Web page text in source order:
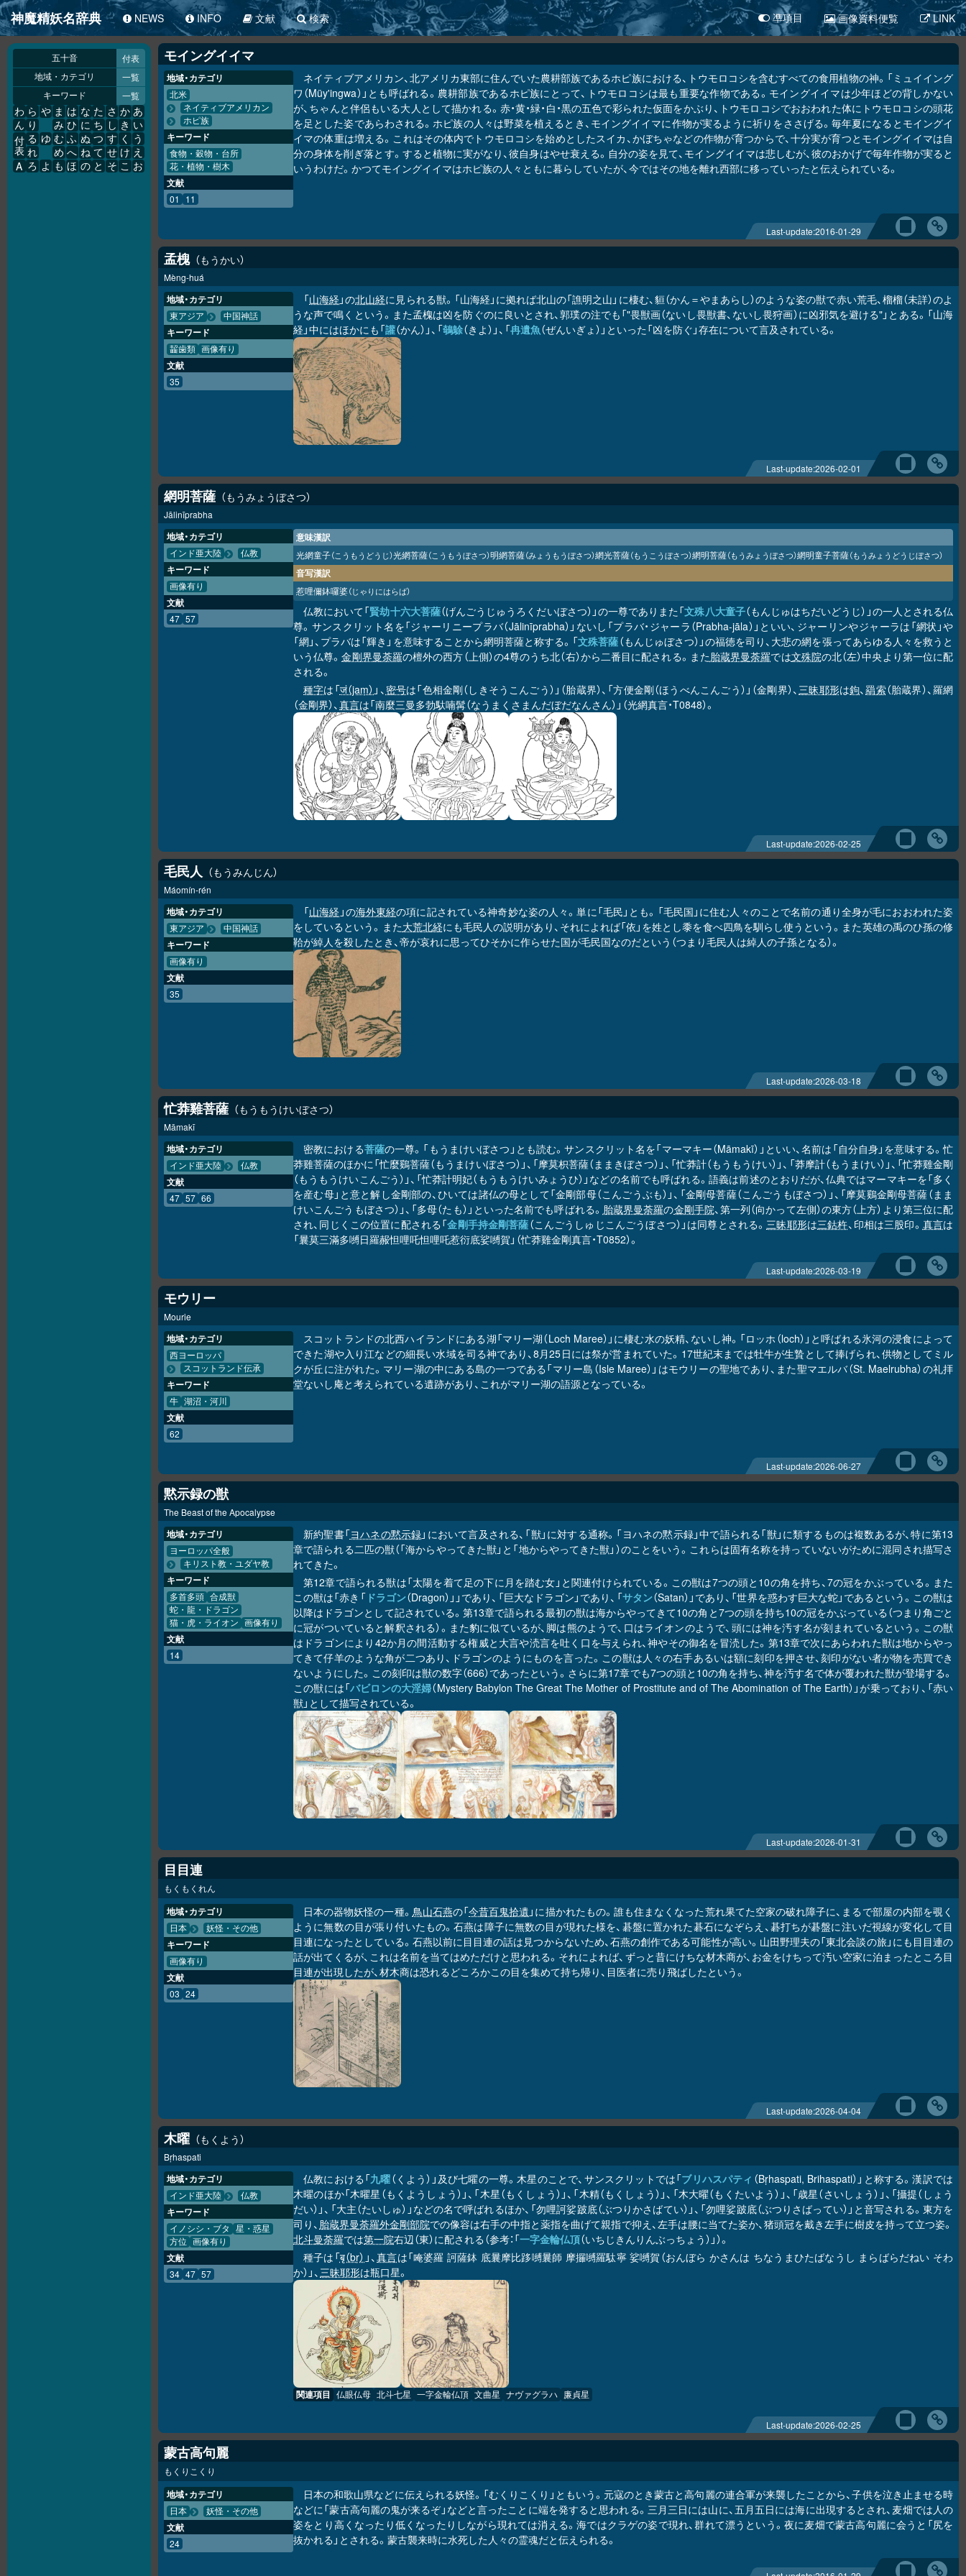
神魔精妖名辞典 NEWS INFO 文献 検索 凖項目 画像資料便覧 LINK
五十音 付表
地域・カテゴリ 一覧
キーワード 一覧
あ
い
う
え
お
か
き
く
け
こ
さ
し
す
せ
そ
た
ち
つ
て
と
な
に
ぬ
ね
の
は
ひ
ふ
へ
ほ
ま
み
む
め
も
や
ゆ
よ
ら
り
る
れ
ろ
わ
ん
付
表
A
モイングイイマ
ネイティブアメリカン、北アメリカ東部に住んでいた農耕部族であるホピ族における、トウモロコシを含むすべての食用植物の神。「ミュイイング
ワ（Müy'ingwa）」とも呼ばれる。農耕部族であるホピ族にとって、トウモロコシは最も重要な作物である。モイングイイマは少年ほどの背しかない
が、ちゃんと伴侶もいる大人として描かれる。赤・黄・緑・白・黒の五色で彩られた仮面をかぶり、トウモロコシでおおわれた体にトウモロコシの頭花
を足とした姿であらわされる。ホピ族の人々は野菜を植えるとき、モイングイイマに作物が実るように祈りをささげる。毎年夏になるとモイングイ
イマの体重は増える。これはその体内でトウモロコシを始めとしたスイカ、かぼちゃなどの作物が育つからで、十分実が育つとモイングイイマは自
分の身体を削ぎ落とす。すると植物に実がなり、彼自身はやせ衰える。自分の姿を見て、モイングイイマは悲しむが、彼のおかげで毎年作物が実ると
いうわけだ。かつてモイングイイマはホピ族の人々ともに暮らしていたが、今ではその地を離れ西部に移っていったと伝えられている。
地域・カテゴリ
北米
ネイティブアメリカン
ホピ族
キーワード
食物・穀物・台所
花・植物・樹木
文献
01 11
Last-update:2016-01-29
孟槐 もうかい
Mèng-huá
「山海経 」の北山経に見られる獣。「山海経」に拠れば北山の「譙明之山」に棲む、貆（かん＝やまあらし）のような姿の獣で赤い荒毛、榴榴（未詳）のよ
うな声で鳴くという。また孟槐は凶を防ぐのに良いとされ、郭璞の注でも「"畏獣画（ないし畏獣書、ないし畏狩画）に凶邪気を避ける"」とある。「山海
経」中にはほかにも「讙（かん）」、「鵸鵌（きよ）」、「冉遺魚（ぜんいぎょ）」といった「凶を防ぐ」存在について言及されている。
地域・カテゴリ
東アジア 中国神話
キーワード
齧歯類 画像有り
文献
35
Last-update:2026-02-01
網明菩薩 もうみょうぼさつ
Jālinīprabha
意味漢訳
光網童子（こうもうどうじ）光網菩薩（こうもうぼさつ）明網菩薩（みょうもうぼさつ）網光菩薩（もうこうぼさつ）網明菩薩（もうみょうぼさつ）網明童子菩薩（もうみょうどうじぼさつ）
音写漢訳
惹哩儞鉢囉婆（じゃりにはらば）
仏教において「賢劫十六大菩薩（げんごうじゅうろくだいぼさつ）」の一尊でありまた「文殊八大童子（もんじゅはちだいどうじ）」の一人とされる仏
尊。サンスクリット名を「ジャーリニープラバ（Jālinīprabha）」ないし「プラバ・ジャーラ（Prabha-jāla）」といい、ジャーリンやジャーラは「網状」や
「網」、プラバは「輝き」を意味することから網明菩薩と称する。「文殊菩薩（もんじゅぼさつ）」の福徳を司り、大悲の網を張ってあらゆる人々を救うと
いう仏尊。金剛界曼荼羅の檀外の西方（上側）の4尊のうち北（右）から二番目に配される。また胎蔵界曼荼羅では文殊院の北（左）中央より第一位に配
される。
種字は「जं（jaṃ） 」、 密号は「色相金剛（しきそうこんごう）」（胎蔵界）、「方便金剛（ほうべんこんごう）」（金剛界）、三昧耶形は鉤、羂索（胎蔵界）、羅網
（金剛界）、真言は「南麼三曼多勃馱喃髯（なうまくさまんだぼだなんさん）」（光網真言・T0848）。
地域・カテゴリ
インド亜大陸 仏教
キーワード
画像有り
文献
47 57
Last-update:2026-02-25
毛民人 もうみんじん
Máomín-rén
「山海経 」の海外東経の項に記されている神奇妙な姿の人々。単に「毛民」とも。「毛民国」に住む人々のことで名前の通り全身が毛におおわれた姿
をしているという。また大荒北経にも毛民人の説明があり、それによれば「依」を姓とし黍を食べ四鳥を馴らし使うという。また英雄の禹のひ孫の修
鞈が綽人を殺したとき、帝が哀れに思ってひそかに作らせた国が毛民国なのだという（つまり毛民人は綽人の子孫となる）。
地域・カテゴリ
東アジア 中国神話
キーワード
画像有り
文献
35
Last-update:2026-03-18
忙莽雞菩薩 もうもうけいぼさつ
Māmakī
密教における菩薩の一尊。「もうまけいぼさつ」とも読む。サンスクリット名を「マーマキー（Māmakī）」といい、名前は「自分自身」を意味する。忙
莽雞菩薩のほかに「忙麼鷄菩薩（もうまけいぼさつ）」、「摩莫枳菩薩（ままきぼさつ）」、「忙莽計（もうもうけい）」、「莽摩計（もうまけい）」、「忙莽雞金剛
（もうもうけいこんごう）」、「忙莽計明妃（もうもうけいみょうひ）」などの名前でも呼ばれる。語義は前述のとおりだが、仏典ではマーマキーを「多く
を産む母」と意と解し金剛部の、ひいては諸仏の母として「金剛部母（こんごうぶも）」、「金剛母菩薩（こんごうもぼさつ）」、「摩莫鷄金剛母菩薩（まま
けいこんごうもぼさつ）」、「多母（たも）」といった名前でも呼ばれる。 胎蔵界曼荼羅の金剛手院、第一列（向かって左側）の東方（上方）より第三位に配
され、同じくこの位置に配される「金剛手持金剛菩薩（こんごうしゅじこんごうぼさつ）」は同尊とされる。三昧耶形は三鈷杵、印相は三股印。 真言は
「曩莫三滿多嚩日羅赧怛哩吒怛哩吒惹衍底娑嚩賀」（忙莽雞金剛真言・T0852）。
地域・カテゴリ
インド亜大陸 仏教
文献
47 57 66
Last-update:2026-03-19
モウリー
Mourie
スコットランドの北西ハイランドにある湖「マリー湖（Loch Maree）」に棲む水の妖精、ないし神。「ロッホ（loch）」と呼ばれる氷河の浸食によって
できた湖や入り江などの細長い水域を司る神であり、8月25日には祭が営まれていた。17世紀末までは牡牛が生贄として捧げられ、供物としてミル
クが丘に注がれた。マリー湖の中にある島の一つである「マリー島（Isle Maree）」はモウリーの聖地であり、また聖マエルバ（St. Maelrubha）の礼拝
堂ないし庵と考えられている遺跡があり、これがマリー湖の語源となっている。
地域・カテゴリ
西ヨーロッパ
スコットランド伝承
キーワード
牛 湖沼・河川
文献
62
Last-update:2026-06-27
黙示録の獣
The Beast of the Apocalypse
新約聖書「ヨハネの黙示録」において言及される、「獣」に対する通称。「ヨハネの黙示録」中で語られる「獣」に類するものは複数あるが、特に第13
章で語られる二匹の獣（「海からやってきた獣」と「地からやってきた獣」）のことをいう。これらは固有名称を持っていないがために混同され描写さ
れてきた。
第12章で語られる獣は「太陽を着て足の下に月を踏む女」と関連付けられている。この獣は7つの頭と10の角を持ち、7の冠をかぶっている。また
この獣は「赤き「ドラゴン（Dragon）」」であり、「巨大なドラゴン」であり、「サタン（Satan）」であり、「世界を惑わす巨大な蛇」であるという。この獣は
以降はドラゴンとして記されている。第13章で語られる最初の獣は海からやってきて10の角と7つの頭を持ち10の冠をかぶっている（つまり角ごと
に冠がついていると解釈される）。また豹に似ているが、脚は熊のようで、口はライオンのようで、頭には神を汚す名が刻まれているという。この獣
はドラゴンにより42か月の間活動する権威と大言や涜言を吐く口を与えられ、神やその御名を冒涜した。第13章で次にあらわれた獣は地からやっ
てきて仔羊のような角が二つあり、ドラゴンのようにものを言った。この獣は人々の右手あるいは額に刻印を押させ、刻印がない者が物を売買でき
ないようにした。この刻印は獣の数字（666）であったという。さらに第17章でも7つの頭と10の角を持ち、神を汚す名で体が覆われた獣が登場する。
この獣には「バビロンの大淫婦（Mystery Babylon The Great The Mother of Prostitute and of The Abomination of The Earth）」が乗っており、「赤い
獣」として描写されている。
地域・カテゴリ
ヨーロッパ全般
キリスト教・ユダヤ教
キーワード
多首多頭 合成獣
蛇・龍・ドラゴン
猫・虎・ライオン
画像有り
文献
14
Last-update:2026-01-31
目目連
もくもくれん
日本の器物妖怪の一種。 鳥山石燕の「今昔百鬼拾遺 」に描かれたもの。誰も住まなくなった荒れ果てた空家の破れ障子に、まるで部屋の内部を覗く
ように無数の目が張り付いたもの。石燕は障子に無数の目が現れた様を、碁盤に置かれた碁石になぞらえ、碁打ちが碁盤に注いだ視線が変化して目
目連になったとしている。石燕以前に目目連の話は見つからないため、石燕の創作である可能性が高い。山田野理夫の「東北会談の旅」にも目目連の
話が出てくるが、これは名前を当てはめただけと思われる。それによれば、ずっと昔にけちな材木商が、お金をけちって汚い空家に泊まったところ目
目連が出現したが、材木商は恐れるどころかこの目を集めて持ち帰り、目医者に売り飛ばしたという。
地域・カテゴリ
日本 妖怪・その他
キーワード
画像有り
文献
03 24
Last-update:2026-04-04
木曜 もくよう
Bṛhaspati
仏教における「九曜（くよう）」及び七曜の一尊。木星のことで、サンスクリットでは「ブリハスパティ （Bṛhaspati, Brihaspati）」と称する。漢訳では
木曜のほか「木曜星（もくようしょう）」、「木星（もくしょう）」、「木精（もくしょう）」、「木大曜（もくたいよう）」、「歳星（さいしょう）」、「攝提（しょう
だい）」、「大主（たいしゅ）」などの名で呼ばれるほか、「勿哩訶娑跛底（ぶつりかさばてい）」、「勿哩娑跛底（ぶつりさばってい）」と音写される。東方を
司り、 胎蔵界曼荼羅外金剛部院での像容は右手の中指と薬指を曲げて親指で抑え、左手は腰に当てた姿か、猪頭冠を戴き左手に樹皮を持って立つ姿。
北斗曼荼羅では第一院右辺（東）に配される（参考：「一字金輪仏頂（いちじきんりんぶっちょう）」）。
種子は「बृ（bṛ） 」、真言は「唵婆羅 訶薩鉢 底曩摩比跢嚩曩師 摩攞嚩羅駄寧 娑嚩賀（おんぼら かさんは ちなうまひたばなうし まらばらだねい そわ
か）」、三昧耶形は瓶口星。
関連項目 仏眼仏母 北斗七星 一字金輪仏頂 文曲星 ナヴァグラハ 廉貞星
地域・カテゴリ
インド亜大陸 仏教
キーワード
イノシシ・ブタ
星・惑星
方位
画像有り
文献
34 47 57
Last-update:2026-02-25
蒙古高句麗
もくりこくり
日本の和歌山県などに伝えられる妖怪。「むくりこくり」ともいう。元寇のとき蒙古と高句麗の連合軍が来襲したことから、子供を泣き止ませる時
などに「蒙古高句麗の鬼が来るぞ」などと言ったことに端を発すると思われる。三月三日には山に、五月五日には海に出現するとされ、麦畑では人の
姿をとり高くなったり低くなったりしながら現れては消える。海ではクラゲの姿で現れ、群れて漂うという。夜に麦畑で蒙古高句麗に会うと「尻を
抜かれる」とされる。蒙古襲来時に水死した人々の霊魂だと伝えられる。
地域・カテゴリ
日本 妖怪・その他
文献
24